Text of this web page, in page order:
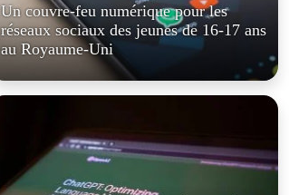
Un couvre-feu numérique pour les
réseaux sociaux des jeunes de 16-17 ans
au Royaume-Uni